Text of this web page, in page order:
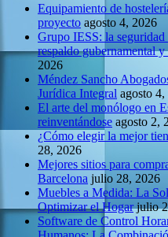
Equipamiento de
proyecto agosto 4, 2026
Grupo IESS: la
respaldo gubernamental
2026
Méndez Sancho
Jurídica Integral agosto
El arte del monólogo en
reinventándose agosto 2,
¿Cómo elegir la mejor
28, 2026
Mejores sitios para
Barcelona julio 28, 2026
Muebles a Medida: La
Optimizar el Hogar julio
Software de Control